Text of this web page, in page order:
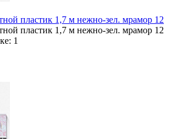
пластик 1,7 м нежно-зел. мрамор 12
пластик 1,7 м нежно-зел. мрамор 12
1